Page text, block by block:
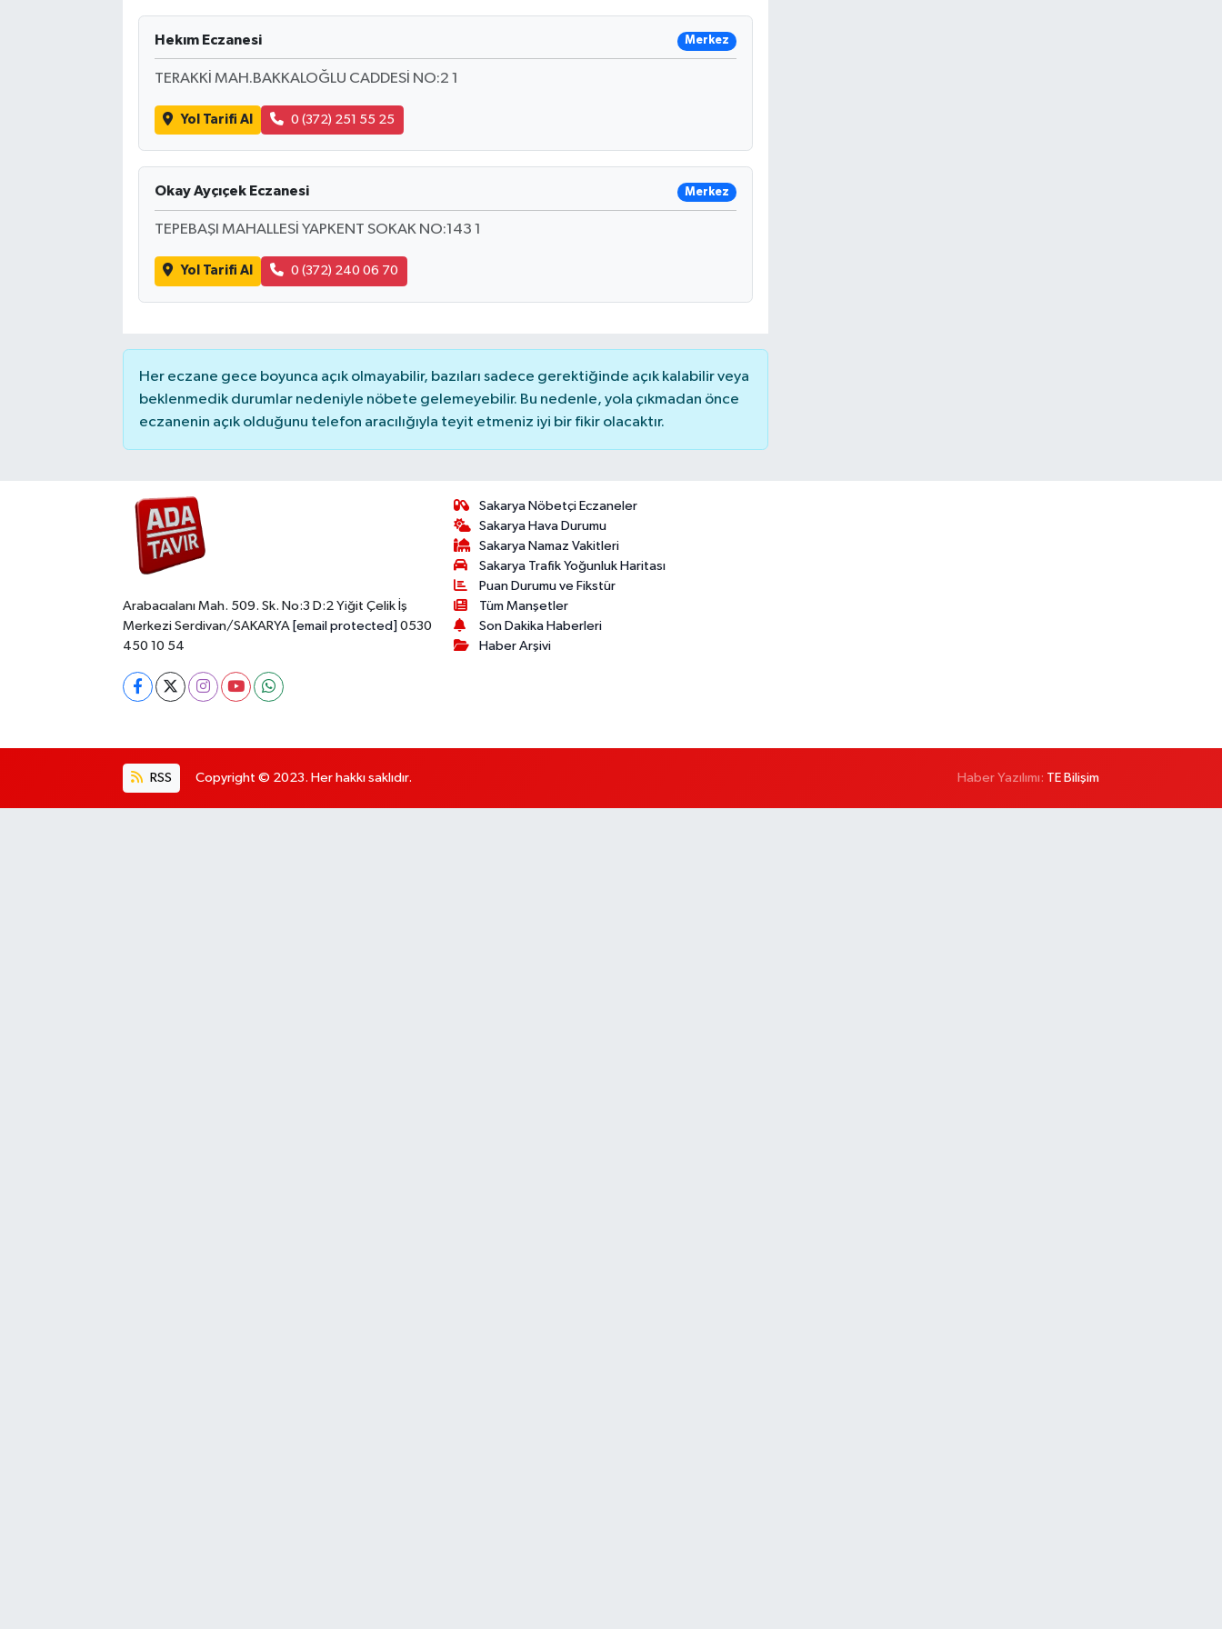
Hekım Eczanesi Merkez
TERAKKİ MAH.BAKKALOĞLU CADDESİ NO:2 1
Yol Tarifi Al 0 (372) 251 55 25
Okay Ayçıçek Eczanesi Merkez
TEPEBAŞI MAHALLESİ YAPKENT SOKAK NO:143 1
Yol Tarifi Al 0 (372) 240 06 70
Her eczane gece boyunca açık olmayabilir, bazıları sadece gerektiğinde açık kalabilir veya
beklenmedik durumlar nedeniyle nöbete gelemeyebilir. Bu nedenle, yola çıkmadan önce
eczanenin açık olduğunu telefon aracılığıyla teyit etmeniz iyi bir fikir olacaktır.
Arabacıalanı Mah. 509. Sk. No:3 D:2 Yiğit Çelik İş
Merkezi Serdivan/SAKARYA [email protected] 0530
450 10 54
Sakarya Nöbetçi Eczaneler
Sakarya Hava Durumu
Sakarya Namaz Vakitleri
Sakarya Trafik Yoğunluk Haritası
Puan Durumu ve Fikstür
Tüm Manşetler
Son Dakika Haberleri
Haber Arşivi
RSS Copyright © 2023. Her hakkı saklıdır. Haber Yazılımı: TE Bilişim